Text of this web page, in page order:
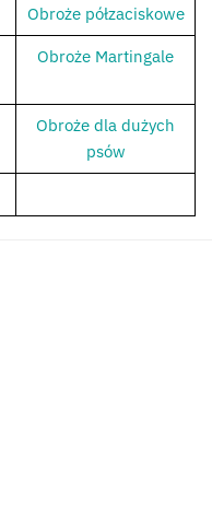
Obroże półzaciskowe
Obroże Martingale
Obroże dla dużych
psów